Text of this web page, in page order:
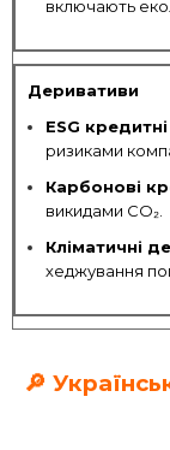
включають
Деривативи
ESG
ризиками
Карбонові
викидами CO₂.
Кліматичні
хеджування
🔎